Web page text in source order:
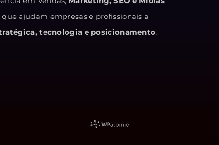
ajudam empresas e profissionais a
tecnologia e posicionamento.